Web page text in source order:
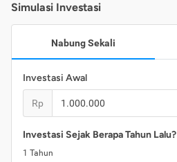
Simulasi Investasi
Nabung Sekali
Investasi Awal
Rp
Investasi Sejak Berapa Tahun Lalu?
1 Tahun